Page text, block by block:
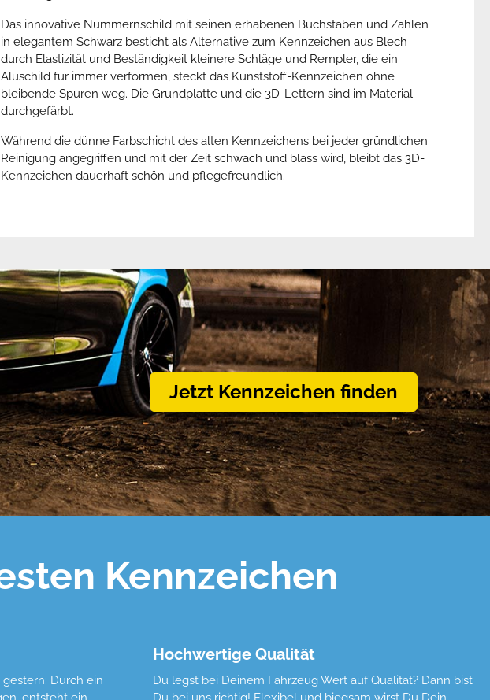
Das innovative Nummernschild mit seinen erhabenen Buchstaben und Zahlen
in elegantem Schwarz besticht als Alternative zum Kennzeichen aus Blech
durch Elastizität und Beständigkeit kleinere Schläge und Rempler, die ein
Aluschild für immer verformen, steckt das Kunststoff-Kennzeichen ohne
bleibende Spuren weg. Die Grundplatte und die 3D-Lettern sind im Material
durchgefärbt.
Während die dünne Farbschicht des alten Kennzeichens bei jeder gründlichen
Reinigung angegriffen und mit der Zeit schwach und blass wird, bleibt das 3D-
Kennzeichen dauerhaft schön und pflegefreundlich.
Jetzt Kennzeichen finden
Kennzeichen
Durch ein
entsteht ein
Hochwertige Qualität
Du legst bei Deinem Fahrzeug Wert auf Qualität? Dann bist
Du bei uns richtig! Flexibel und biegsam wirst Du Dein